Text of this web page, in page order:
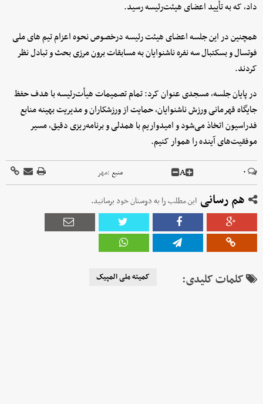
داد، که به تأیید اعضای هیئت‌رئیسه رسید.
همچنین در این جلسه اعضای هیئت رئیسه درخصوص نحوه اعزام تیم های ملی
فوتسال و بسکتبال سه نفره ناشنوایان به مسابقات برون مرزی بحث و تبادل نظر
کردند.
در پایان جلسه، مسجدی عنوان کرد: تمام تصمیمات هیأت‌رئیسه با هدف حفظ
جایگاه قهرمانی ورزش ناشنوایان، حمایت از ورزشکاران و مدیریت بهینه منابع
فدراسیون اتخاذ می‌شود و امیدواریم با همدلی و برنامه‌ریزی دقیق، مسیر
موفقیت‌های آینده را هموار کنیم.
۰ A منبع :مهر
هم رسانی این مطلب را به دوستان خود برسانید.
کلمات کلیدی: کمیته ملی المپیک